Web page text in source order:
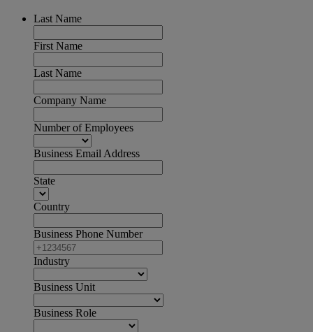
Last Name
First Name
Last Name
Company Name
Number of Employees
Business Email Address
State
Country
Business Phone Number
Industry
Business Unit
Business Role